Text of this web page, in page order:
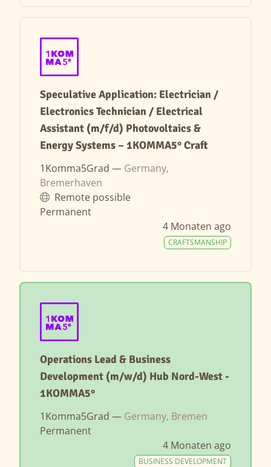
Speculative Application: Electrician /
Electronics Technician / Electrical
Assistant (m/f/d) Photovoltaics &
Energy Systems – 1KOMMA5° Craft
1Komma5Grad — Germany,
Bremerhaven
Remote possible
Permanent
4 Monaten ago
CRAFTSMANSHIP
Operations Lead & Business
Development (m/w/d) Hub Nord-West -
1KOMMA5°
1Komma5Grad — Germany, Bremen
Permanent
4 Monaten ago
BUSINESS DEVELOPMENT